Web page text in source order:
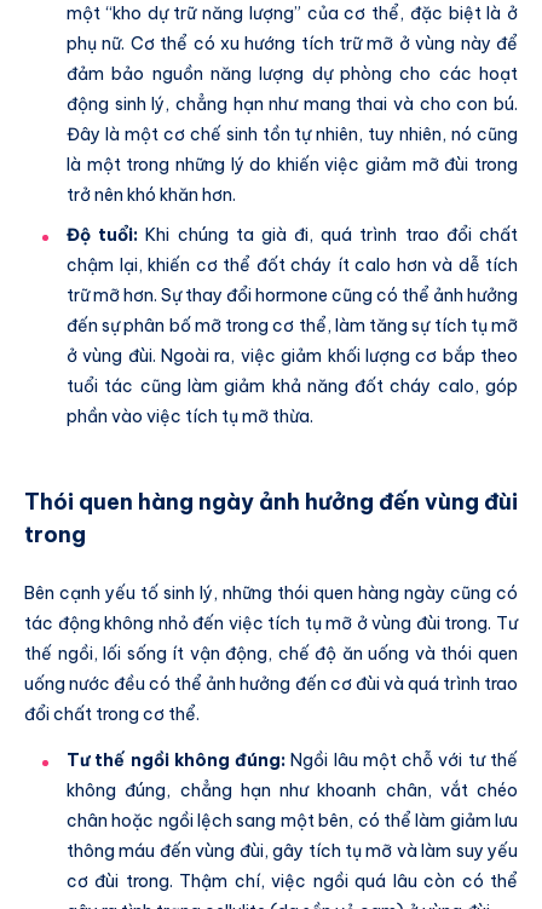
một “kho dự trữ năng lượng” của cơ thể, đặc biệt là ở
phụ nữ. Cơ thể có xu hướng tích trữ mỡ ở vùng này để
đảm bảo nguồn năng lượng dự phòng cho các hoạt
động sinh lý, chẳng hạn như mang thai và cho con bú.
Đây là một cơ chế sinh tồn tự nhiên, tuy nhiên, nó cũng
là một trong những lý do khiến việc giảm mỡ đùi trong
trở nên khó khăn hơn.
Độ tuổi: Khi chúng ta già đi, quá trình trao đổi chất
chậm lại, khiến cơ thể đốt cháy ít calo hơn và dễ tích
trữ mỡ hơn. Sự thay đổi hormone cũng có thể ảnh hưởng
đến sự phân bố mỡ trong cơ thể, làm tăng sự tích tụ mỡ
ở vùng đùi. Ngoài ra, việc giảm khối lượng cơ bắp theo
tuổi tác cũng làm giảm khả năng đốt cháy calo, góp
phần vào việc tích tụ mỡ thừa.
Thói quen hàng ngày ảnh hưởng đến vùng đùi
trong
Bên cạnh yếu tố sinh lý, những thói quen hàng ngày cũng có
tác động không nhỏ đến việc tích tụ mỡ ở vùng đùi trong. Tư
thế ngồi, lối sống ít vận động, chế độ ăn uống và thói quen
uống nước đều có thể ảnh hưởng đến cơ đùi và quá trình trao
đổi chất trong cơ thể.
Tư thế ngồi không đúng: Ngồi lâu một chỗ với tư thế
không đúng, chẳng hạn như khoanh chân, vắt chéo
chân hoặc ngồi lệch sang một bên, có thể làm giảm lưu
thông máu đến vùng đùi, gây tích tụ mỡ và làm suy yếu
cơ đùi trong. Thậm chí, việc ngồi quá lâu còn có thể